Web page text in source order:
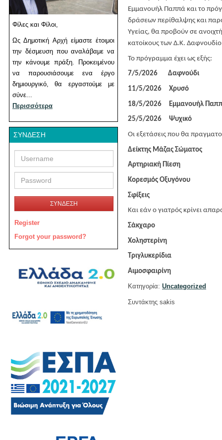
Φίλες και Φίλοι,
Ως Δημοτική Αρχή είμαστε έτοιμοι
την δέσμευση που αναλάβαμε να
την κάνουμε πράξη. Προκειμένου
να παρουσιάσουμε ενα έργο
δημιουργικό, θα εργαστούμε με
σύνε...
Περισσότερα
ΣΎΝΔΕΣΗ
Username
Password
ΣΥΝΔΕΣΗ
Register
Forgot your password?
Εμμανουήλ Παππά και το
δράσεων περίθαλψης και
Υγείας, θα προβούν σε
κατοίκους των Δ.Κ.
Το πρόγραμμα έχει ως εξής:
7/5/2026 Δαφνούδι
11/5/2026 Χρυσό
18/5/2026 Εμμανουήλ
25/5/2026 Ψυχικό
Οι εξετάσεις που θα
Δείκτης Μάζας Σώματος
Αρτηριακή Πίεση
Κορεσμός Οξυγόνου
Σφίξεις
Και εάν ο γιατρός κρίνει
Σάκχαρο
Χοληστερίνη
Τριγλυκερίδια
Αιμοσφαιρίνη
Κατηγορία: Uncategorized
Συντάκτης sakis